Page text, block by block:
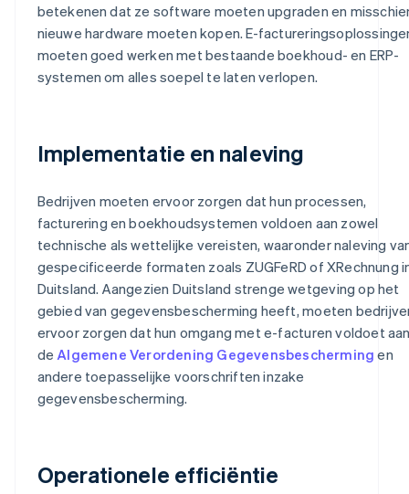
betekenen dat ze software moeten upgraden en
nieuwe hardware moeten kopen. E-
moeten goed werken met bestaande boekhoud- en ERP-
systemen om alles soepel te laten verlopen.
Implementatie en naleving
Bedrijven moeten ervoor zorgen dat hun processen,
facturering en boekhoudsystemen voldoen aan zowel
technische als wettelijke vereisten, waaronder naleving
gespecificeerde formaten zoals ZUGFeRD of XRechnung
Duitsland. Aangezien Duitsland strenge wetgeving op het
gebied van gegevensbescherming heeft, moeten
ervoor zorgen dat hun omgang met e-facturen voldoet
de Algemene Verordening Gegevensbescherming en
andere toepasselijke voorschriften inzake
gegevensbescherming.
Operationele efficiëntie